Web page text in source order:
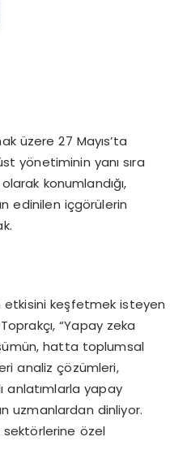
üzere 27 Mayıs’ta
yönetiminin yanı sıra
konumlandığı,
edinilen içgörülerin
etkisini keşfetmek isteyen
“Yapay zeka
hatta toplumsal
analiz çözümleri,
anlatımlarla yapay
uzmanlardan dinliyor.
sektörlerine özel